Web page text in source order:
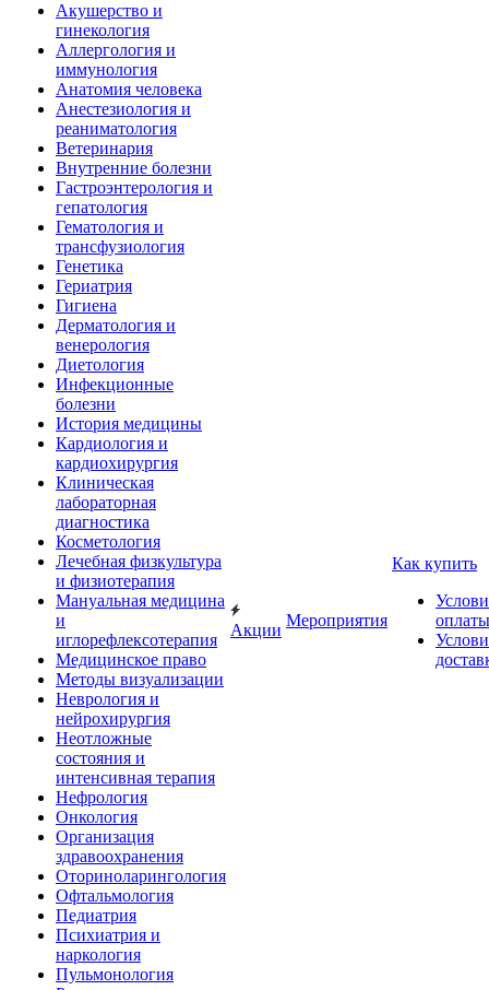
Акушерство и
гинекология
Аллергология и
иммунология
Анатомия человека
Анестезиология и
реаниматология
Ветеринария
Внутренние болезни
Гастроэнтерология и
гепатология
Гематология и
трансфузиология
Генетика
Гериатрия
Гигиена
Дерматология и
венерология
Диетология
Инфекционные
болезни
История медицины
Кардиология и
кардиохирургия
Клиническая
лабораторная
диагностика
Косметология
Лечебная физкультура
и физиотерапия
Мануальная медицина
и
иглорефлексотерапия
Медицинское право
Методы визуализации
Неврология и
нейрохирургия
Неотложные
состояния и
интенсивная терапия
Нефрология
Онкология
Организация
здравоохранения
Оториноларингология
Офтальмология
Педиатрия
Психиатрия и
наркология
Пульмонология
Акции
Мероприятия
Как купить
оплаты